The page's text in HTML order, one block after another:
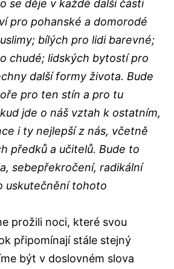
se děje v každé další části
pro pohanské a domorodé
bílých pro lidi barevné;
chudé; lidských bytostí pro
další formy života. Bude
pro ten stín a pro tu
jde o náš vztah k ostatním,
i ty nejlepší z nás, včetně
předků a učitelů. Bude to
sebepřekročení, radikální
uskutečnění tohoto
prožili noci, které svou
připomínají stále stejný
být v doslovném slova